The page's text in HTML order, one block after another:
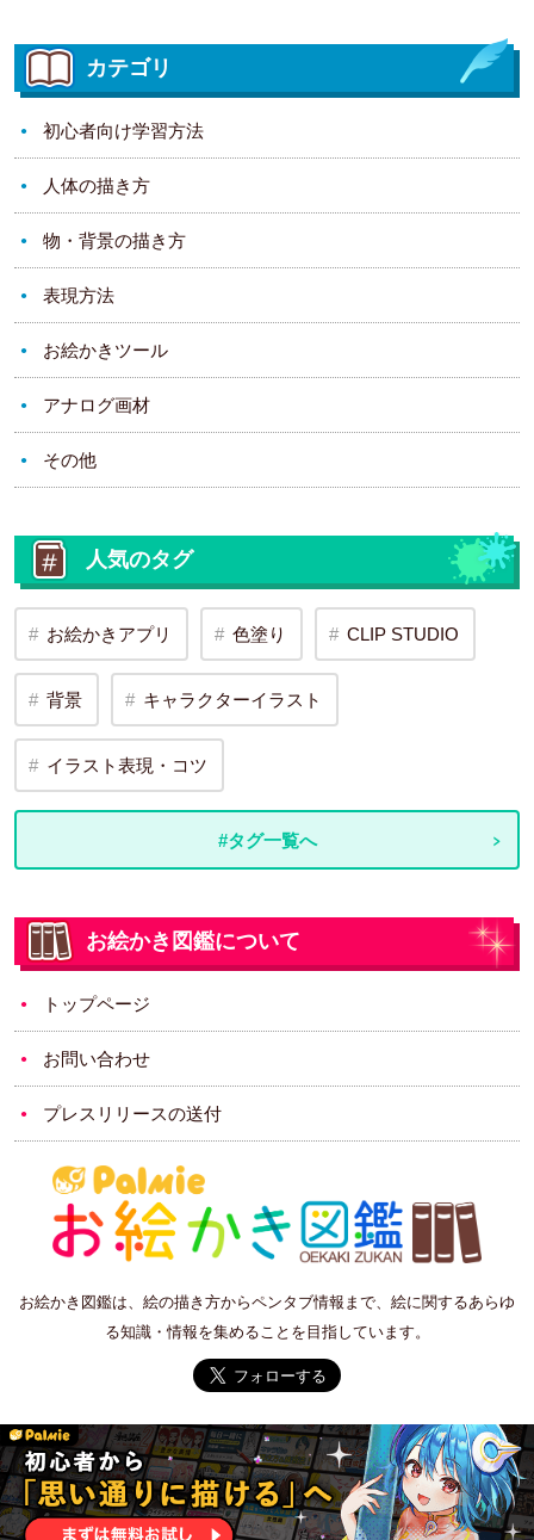
カテゴリ
初心者向け学習方法
人体の描き方
物・背景の描き方
表現方法
お絵かきツール
アナログ画材
その他
人気のタグ
お絵かきアプリ 色塗り CLIP STUDIO
背景 キャラクターイラスト
イラスト表現・コツ
#タグ一覧へ
お絵かき図鑑について
トップページ
お問い合わせ
プレスリリースの送付
お絵かき図鑑は、絵の描き方からペンタブ情報まで、絵に関するあらゆ
る知識・情報を集めることを目指しています。